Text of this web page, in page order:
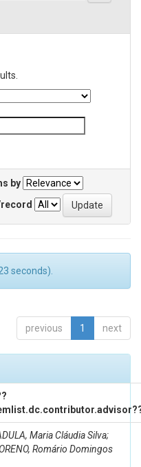
by
seconds).
previous 1 next
Maria Cláudia Silva;
Romário Domingos